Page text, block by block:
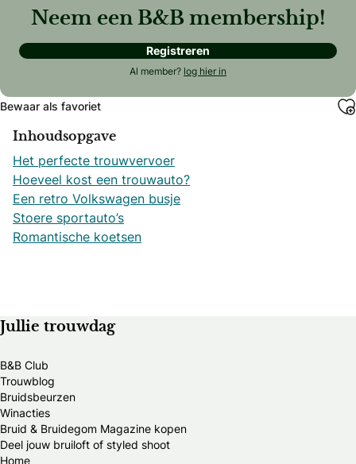
Neem een B&B membership!
Registreren
Al member? log hier in
Bewaar als favoriet
Inhoudsopgave
Het perfecte trouwvervoer
Hoeveel kost een trouwauto?
Een retro Volkswagen busje
Stoere sportauto’s
Romantische koetsen
Jullie trouwdag
B&B Club
Trouwblog
Bruidsbeurzen
Winacties
Bruid & Bruidegom Magazine kopen
Deel jouw bruiloft of styled shoot
Home